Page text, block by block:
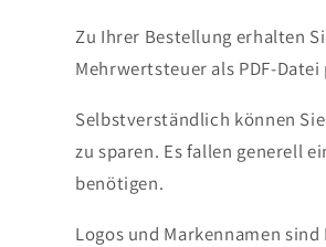
Zu Ihrer Bestellung erhalten
Mehrwertsteuer als PDF-Datei
Selbstverständlich können
zu sparen. Es fallen generell
benötigen.
Logos und Markennamen